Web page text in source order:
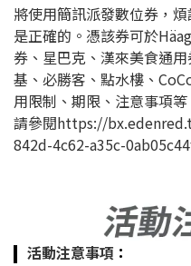
將使用簡訊派發數位券，
是正確的。憑該券可於
券、星巴克、漢來美食通
基、必勝客、點水樓、
用限制、期限、注意事項等
請參閱https://
842d-4c62-a35c-
活動注意事項 ：